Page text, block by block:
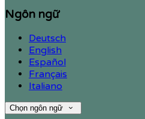
Ngôn ngữ
Deutsch
English
Español
Français
Italiano
Chọn ngôn ngữ